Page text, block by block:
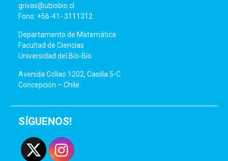
grivas@ubiobio.cl
Fono: +56-41- 3111312
Departamento de Matemática
Facultad de Ciencias
Universidad del Bío-Bío
Avenida Collao 1202, Casilla 5-C
Concepción – Chile.
SÍGUENOS!